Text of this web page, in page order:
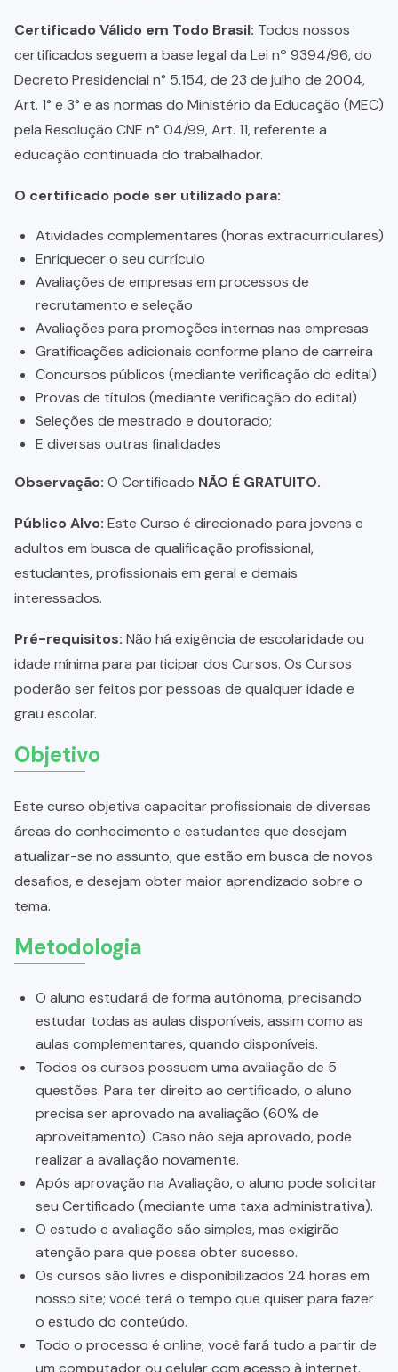
Certificado Válido em Todo Brasil: Todos nossos
certificados seguem a base legal da Lei nº 9394/96, do
Decreto Presidencial n° 5.154, de 23 de julho de 2004,
Art. 1° e 3° e as normas do Ministério da Educação (MEC)
pela Resolução CNE n° 04/99, Art. 11, referente a
educação continuada do trabalhador.
O certificado pode ser utilizado para:
Atividades complementares (horas extracurriculares)
Enriquecer o seu currículo
Avaliações de empresas em processos de
recrutamento e seleção
Avaliações para promoções internas nas empresas
Gratificações adicionais conforme plano de carreira
Concursos públicos (mediante verificação do edital)
Provas de títulos (mediante verificação do edital)
Seleções de mestrado e doutorado;
E diversas outras finalidades
Observação: O Certificado NÃO É GRATUITO.
Público Alvo: Este Curso é direcionado para jovens e
adultos em busca de qualificação profissional,
estudantes, profissionais em geral e demais
interessados.
Pré-requisitos: Não há exigência de escolaridade ou
idade mínima para participar dos Cursos. Os Cursos
poderão ser feitos por pessoas de qualquer idade e
grau escolar.
Objetivo
Este curso objetiva capacitar profissionais de diversas
áreas do conhecimento e estudantes que desejam
atualizar-se no assunto, que estão em busca de novos
desafios, e desejam obter maior aprendizado sobre o
tema.
Metodologia
O aluno estudará de forma autônoma, precisando
estudar todas as aulas disponíveis, assim como as
aulas complementares, quando disponíveis.
Todos os cursos possuem uma avaliação de 5
questões. Para ter direito ao certificado, o aluno
precisa ser aprovado na avaliação (60% de
aproveitamento). Caso não seja aprovado, pode
realizar a avaliação novamente.
Após aprovação na Avaliação, o aluno pode solicitar
seu Certificado (mediante uma taxa administrativa).
O estudo e avaliação são simples, mas exigirão
atenção para que possa obter sucesso.
Os cursos são livres e disponibilizados 24 horas em
nosso site; você terá o tempo que quiser para fazer
o estudo do conteúdo.
Todo o processo é online; você fará tudo a partir de
um computador ou celular com acesso à internet.